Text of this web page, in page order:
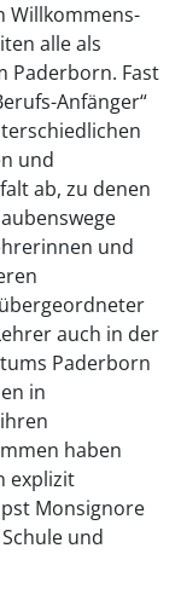
Willkommens-
alle als
Paderborn. Fast
Anfänger“
und
ab, zu denen
und
auch in der
Paderborn
in
haben
explizit
Monsignore
und